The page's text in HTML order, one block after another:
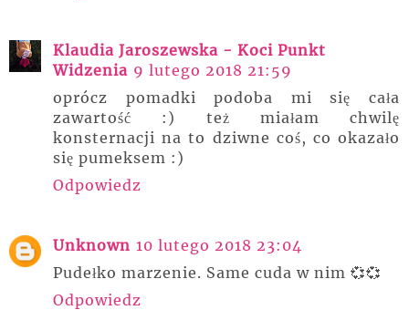
Klaudia Jaroszewska - Koci Punkt
Widzenia 9 lutego 2018 21:59
oprócz pomadki podoba mi się cała
zawartość :) też miałam chwilę
konsternacji na to dziwne coś, co okazało
się pumeksem :)
Odpowiedz
Unknown 10 lutego 2018 23:04
Pudełko marzenie. Same cuda w nim 💞💞
Odpowiedz